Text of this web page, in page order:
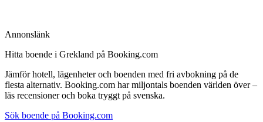
Annonslänk
Hitta boende i Grekland på Booking.com
Jämför hotell, lägenheter och boenden med fri avbokning på de
flesta alternativ. Booking.com har miljontals boenden världen över –
läs recensioner och boka tryggt på svenska.
Sök boende på Booking.com